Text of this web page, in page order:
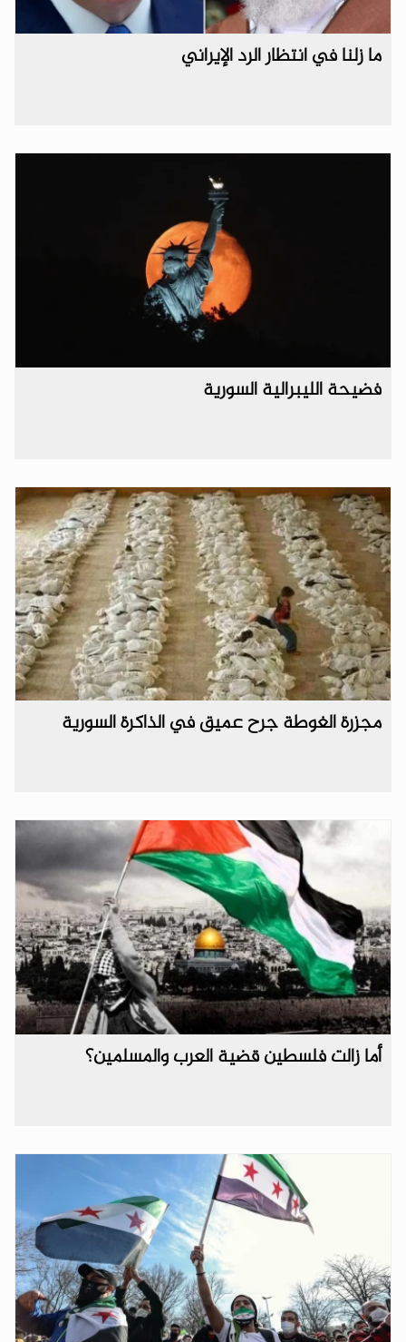
ما زلنا في انتظار الرد الإيراني
فضيحة الليبرالية السورية
مجزرة الغوطة جرح عميق في الذاكرة السورية
أما زالت فلسطين قضية العرب والمسلمين؟